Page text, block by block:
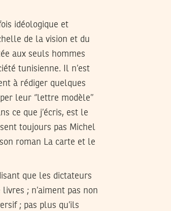
idéologique et
de la vision et du
aux seuls hommes
tunisienne. Il n’est
à rédiger quelques
leur ‘’lettre modèle’’
ce que j’écris, est le
toujours pas Michel
roman La carte et le
que les dictateurs
; n’aiment pas non
; pas plus qu’ils